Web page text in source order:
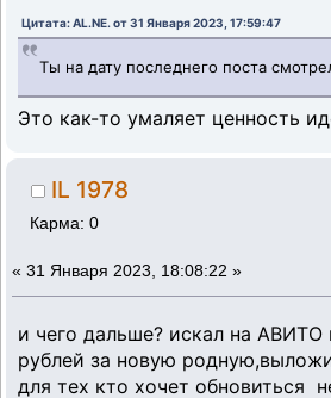
Цитата: AL.NE. от 31 Января 2023, 17:59:47
Ты на дату последнего поста
Это как-то умаляет ценность
IL 1978
Карма: 0
« 31 Января 2023, 18:08:22 »
и чего дальше? искал на
рублей за новую
для тех кто хочет обновиться